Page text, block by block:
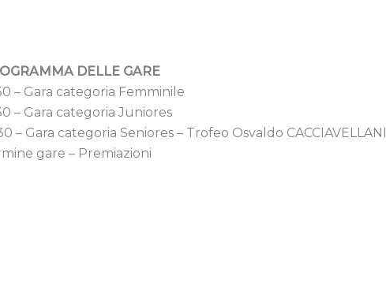
DELLE GARE
– Gara categoria Femminile
– Gara categoria Juniores
– Gara categoria Seniores – Trofeo Osvaldo CACCIAVELLANI
gare – Premiazioni